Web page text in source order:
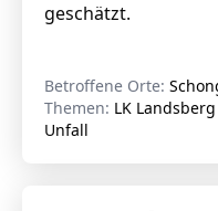
geschätzt.
Betroffene Orte:
Themen: LK
Unfall